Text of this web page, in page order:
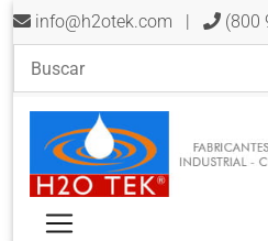
info@h2otek.com | (800